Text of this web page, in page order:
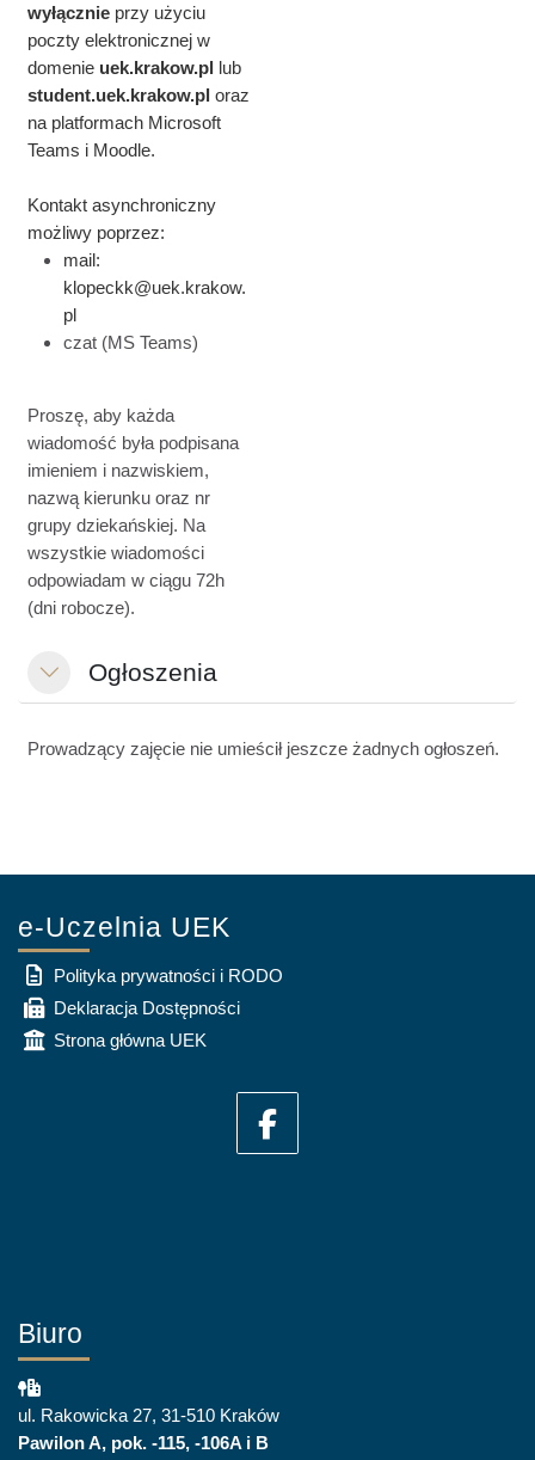
wyłącznieprzy użyciu
poczty elektronicznej w
domenie uek.krakow.pl lub
student.uek.krakow.pl oraz
na platformach Microsoft
Teams i Moodle.
Kontakt asynchroniczny
możliwy poprzez:
mail:
klopeckk@uek.krakow.
pl
czat (MS Teams)
Proszę, aby każda
wiadomość była podpisana
imieniem i nazwiskiem,
nazwą kierunku oraz nr
grupy dziekańskiej. Na
wszystkie wiadomości
odpowiadam w ciągu 72h
(dni robocze).
MinimalizujOgłoszenia
Prowadzący zajęcie nie umieścił jeszcze żadnych ogłoszeń.
e-Uczelnia UEK
Polityka prywatności i RODO
Deklaracja Dostępności
Strona główna UEK
Biuro
ul. Rakowicka 27, 31-510 Kraków
Pawilon A, pok. -115, -106A i B